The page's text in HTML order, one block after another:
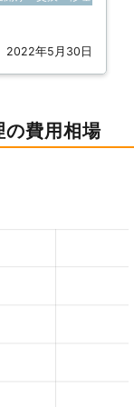
2022年5月30日
の費用相場